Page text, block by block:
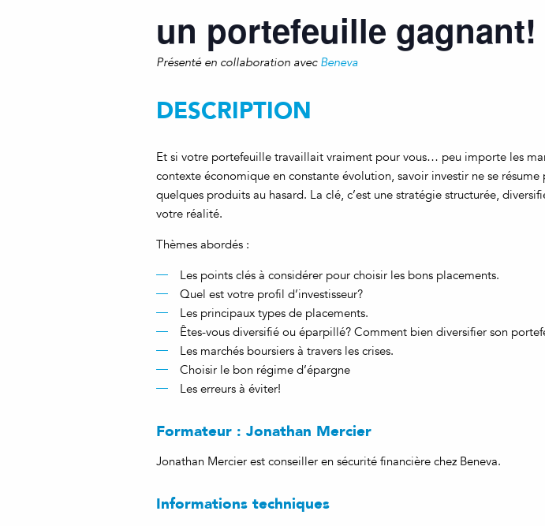
un portefeuille gagnant!
Présenté en collaboration avec Beneva
DESCRIPTION
Et si votre portefeuille travaillait vraiment pour vous… peu importe les
contexte économique en constante évolution, savoir investir ne se résume
quelques produits au hasard. La clé, c’est une stratégie structurée,
votre réalité.
Thèmes abordés :
Les points clés à considérer pour choisir les bons placements.
Quel est votre profil d’investisseur?
Les principaux types de placements.
Êtes-vous diversifié ou éparpillé? Comment bien diversifier son
Les marchés boursiers à travers les crises.
Choisir le bon régime d’épargne
Les erreurs à éviter!
Formateur : Jonathan Mercier
Jonathan Mercier est conseiller en sécurité financière chez Beneva.
Informations techniques